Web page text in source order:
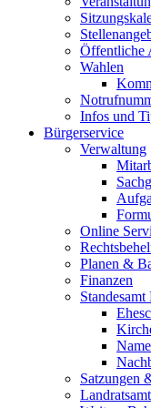
Öffentliche
Wahlen
Infos und
Bürgerservice
Verwaltung
Online
Planen &
Finanzen
Satzungen